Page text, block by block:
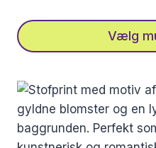
Vælg
vare
har
flere
varianter.